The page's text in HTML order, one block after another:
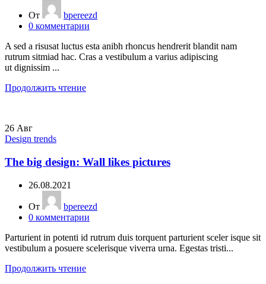
От
bpereezd
0 комментарии
A sed a risusat luctus esta anibh rhoncus hendrerit blandit nam
rutrum sitmiad hac. Cras a vestibulum a varius adipiscing
ut dignissim ...
Продолжить чтение
26 Авг
Design trends
The big design: Wall likes pictures
26.08.2021
От
bpereezd
0 комментарии
Parturient in potenti id rutrum duis torquent parturient sceler isque sit
vestibulum a posuere scelerisque viverra urna. Egestas tristi...
Продолжить чтение